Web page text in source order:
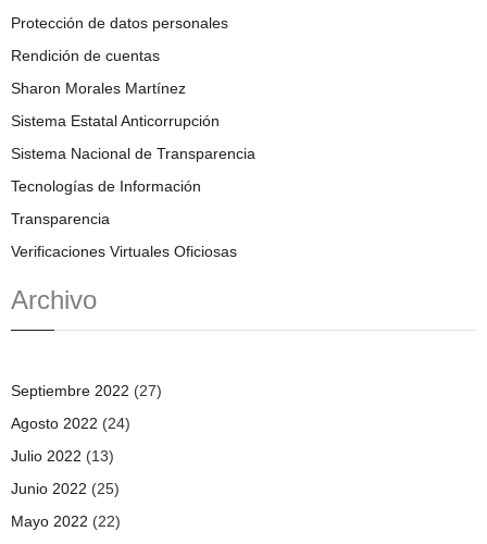
Protección de datos personales
Rendición de cuentas
Sharon Morales Martínez
Sistema Estatal Anticorrupción
Sistema Nacional de Transparencia
Tecnologías de Información
Transparencia
Verificaciones Virtuales Oficiosas
Archivo
Septiembre 2022 (27)
Agosto 2022 (24)
Julio 2022 (13)
Junio 2022 (25)
Mayo 2022 (22)